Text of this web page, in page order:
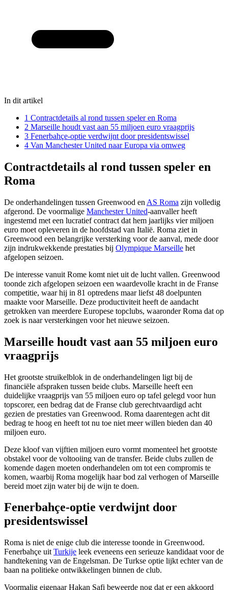
In dit artikel
1 Contractdetails al rond tussen speler en Roma
2 Marseille houdt vast aan 55 miljoen euro vraagprijs
3 Fenerbahçe-optie verdwijnt door presidentswissel
4 Van Manchester United naar Europa via omweg
Contractdetails al rond tussen speler en
Roma
De onderhandelingen tussen Greenwood en AS Roma zijn volledig
afgerond. De voormalige Manchester United-aanvaller heeft
ingestemd met een lucratief contract dat hem jaarlijks vier miljoen
euro moet opleveren in de hoofdstad van Italië. Roma ziet in
Greenwood een belangrijke versterking voor de aanval, mede door
zijn indrukwekkende prestaties bij Olympique Marseille het
afgelopen seizoen.
De interesse vanuit Rome komt niet uit de lucht vallen. Greenwood
toonde zich afgelopen seizoen een waardevolle kracht in de Franse
competitie, waar hij in 81 optredens maar liefst 48 doelpunten
maakte voor Marseille. Deze productiviteit heeft de aandacht
getrokken van meerdere Europese topclubs, waaronder Roma dat op
zoek is naar versterkingen voor het nieuwe seizoen.
Marseille houdt vast aan 55 miljoen euro
vraagprijs
Het grootste struikelblok in de onderhandelingen ligt bij de
financiële afspraken tussen beide clubs. Marseille heeft een
duidelijke vraagprijs van 55 miljoen euro op tafel gelegd voor hun
topscorer, een bedrag dat de Franse club gerechtvaardigd acht
gezien de prestaties van Greenwood. Roma daarentegen acht dit
bedrag te hoog en heeft tot nu toe niet meer willen bieden dan 40
miljoen euro.
Deze kloof van vijftien miljoen euro vormt momenteel het grootste
obstakel voor de voltooiing van de transfer. Beide clubs zullen de
komende dagen moeten onderhandelen om tot een compromis te
komen, waarbij Roma mogelijk haar bod zal verhogen of Marseille
bereid moet zijn water bij de wijn te doen.
Fenerbahçe-optie verdwijnt door
presidentswissel
Roma is niet de enige club die interesse toonde in Greenwood.
Fenerbahçe uit Turkije leek eveneens een serieuze kandidaat voor de
handtekening van de Engelsman. De Turkse optie lijkt echter van de
baan na politieke ontwikkelingen binnen de club.
Voormalig eigenaar Hakan Safi beweerde nog dat er een akkoord